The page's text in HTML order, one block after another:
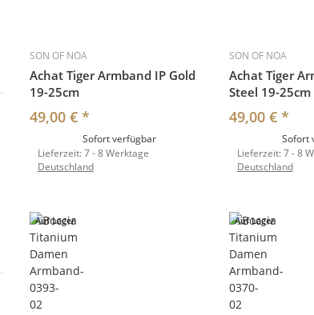
SON OF NOA
Achat Tiger Armband IP Gold
19-25cm
49,00 € *
Sofort verfügbar
Lieferzeit:7 - 8 Werktage
Deutschland
SON OF NOA
Achat Tiger
Steel 19-25cm
49,00 € *
Sofort
Lieferzeit:7 - 8
Deutschland
Auf Lager Auf Lager